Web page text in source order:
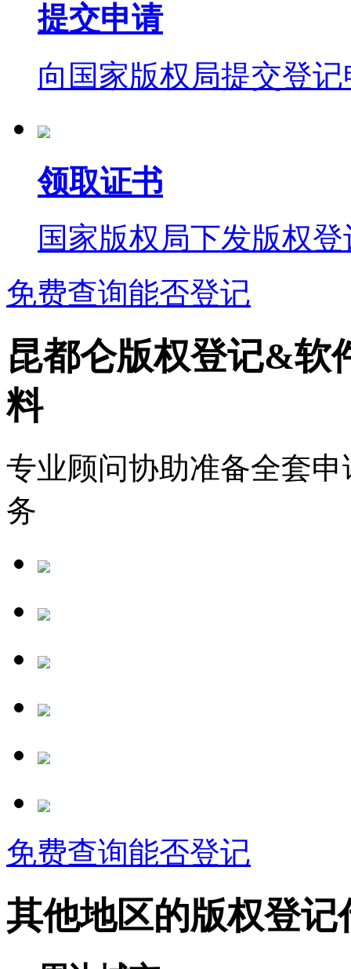
提交申请
向国家版权局提交登记
领取证书
国家版权局下发版权
免费查询能否登记
昆都仑版权登记&软
料
专业顾问协助准备全套
务
免费查询能否登记
其他地区的版权登记